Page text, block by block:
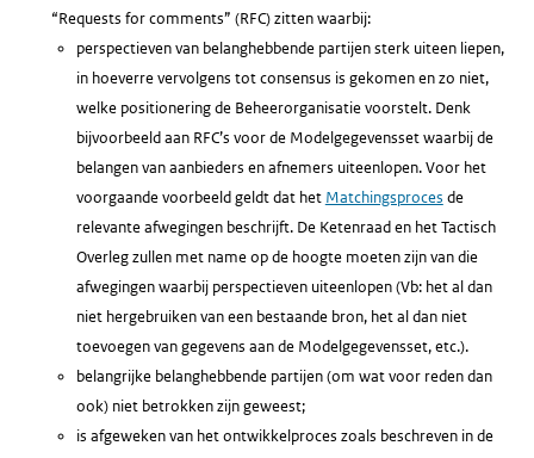
“Requests for comments” (RFC) zitten waarbij:
perspectieven van belanghebbende partijen sterk uiteen liepen,
in hoeverre vervolgens tot consensus is gekomen en zo niet,
welke positionering de Beheerorganisatie voorstelt. Denk
bijvoorbeeld aan RFC’s voor de Modelgegevensset waarbij de
belangen van aanbieders en afnemers uiteenlopen. Voor het
voorgaande voorbeeld geldt dat het Matchingsproces de
relevante afwegingen beschrijft. De Ketenraad en het Tactisch
Overleg zullen met name op de hoogte moeten zijn van die
afwegingen waarbij perspectieven uiteenlopen (Vb: het al dan
niet hergebruiken van een bestaande bron, het al dan niet
toevoegen van gegevens aan de Modelgegevensset, etc.).
belangrijke belanghebbende partijen (om wat voor reden dan
ook) niet betrokken zijn geweest;
is afgeweken van het ontwikkelproces zoals beschreven in de